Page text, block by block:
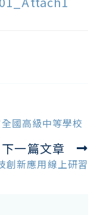
國高級中等學校
下一篇文章
創新應用線上研習